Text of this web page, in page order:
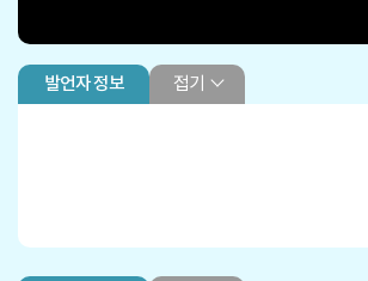
Video
발언자 정보 접기